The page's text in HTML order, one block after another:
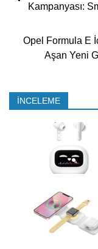
Kampanyası:
Opel Formula E
Aşan Yeni
İNCELEME